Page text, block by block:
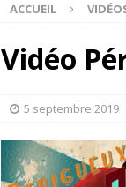
ACCUEIL
Vidéo
5 septembre 2019